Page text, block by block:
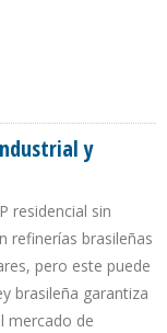
y
residencial sin
refinerías brasileñas
pero este puede
brasileña garantiza
mercado de